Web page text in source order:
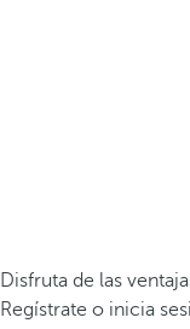
Disfruta de las
Regístrate o inicia